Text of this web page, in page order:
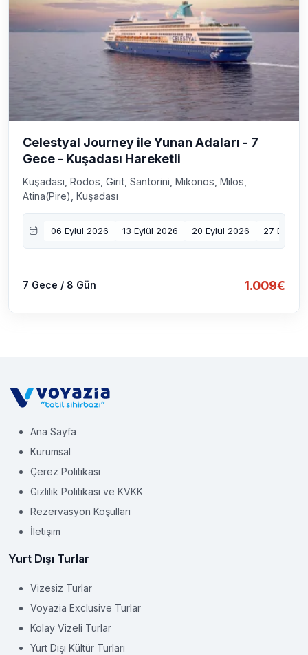
Celestyal Journey ile Yunan Adaları - 7
Gece - Kuşadası Hareketli
Kuşadası, Rodos, Girit, Santorini, Mikonos, Milos,
Atina(Pire), Kuşadası
06 Eylül 2026 13 Eylül 2026 20 Eylül 2026 27 Eylül
7 Gece / 8 Gün 1.009€
Ana Sayfa
Kurumsal
Çerez Politikası
Gizlilik Politikası ve KVKK
Rezervasyon Koşulları
İletişim
Yurt Dışı Turlar
Vizesiz Turlar
Voyazia Exclusive Turlar
Kolay Vizeli Turlar
Yurt Dışı Kültür Turları